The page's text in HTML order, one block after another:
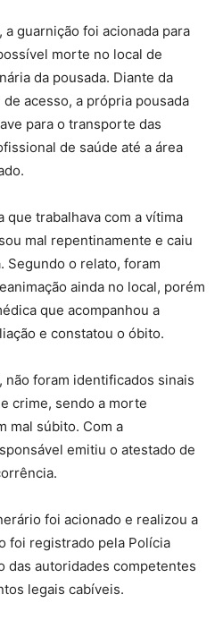
guarnição foi acionada para
morte no local de
da pousada. Diante da
acesso, a própria pousada
para o transporte das
de saúde até a área
que trabalhava com a vítima
mal repentinamente e caiu
Segundo o relato, foram
ainda no local, porém
que acompanhou a
e constatou o óbito.
não foram identificados sinais
crime, sendo a morte
mal súbito. Com a
emitiu o atestado de
foi acionado e realizou a
foi registrado pela Polícia
das autoridades competentes
legais cabíveis.